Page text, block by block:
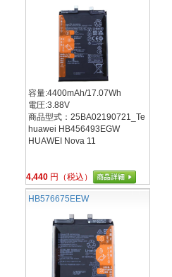
容量:4400mAh/17.07Wh
電圧:3.88V
商品型式：25BA02190721_Te
huawei HB456493EGW
HUAWEI Nova 11
4,440 円（税込）
HB576675EEW